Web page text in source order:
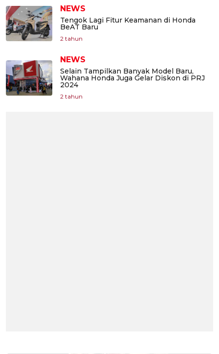
NEWS
Tengok Lagi Fitur Keamanan di Honda
BeAT Baru
2 tahun
NEWS
Selain Tampilkan Banyak Model Baru,
Wahana Honda Juga Gelar Diskon di PRJ
2024
2 tahun